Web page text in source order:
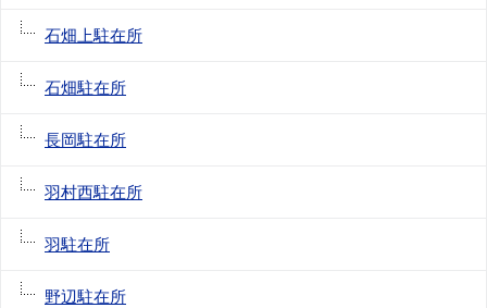
石畑上駐在所
石畑駐在所
長岡駐在所
羽村西駐在所
羽駐在所
野辺駐在所